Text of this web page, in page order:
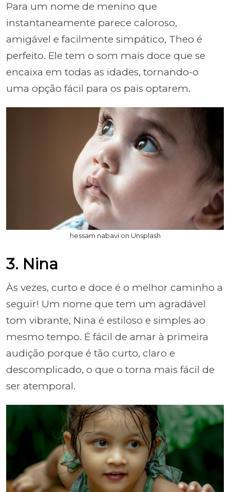
Para um nome de menino que
instantaneamente parece caloroso,
amigável e facilmente simpático, Theo é
perfeito. Ele tem o som mais doce que se
encaixa em todas as idades, tornando-o
uma opção fácil para os pais optarem.
hessam nabavi on Unsplash
3. Nina
Às vezes, curto e doce é o melhor caminho a
seguir! Um nome que tem um agradável
tom vibrante, Nina é estiloso e simples ao
mesmo tempo. É fácil de amar à primeira
audição porque é tão curto, claro e
descomplicado, o que o torna mais fácil de
ser atemporal.